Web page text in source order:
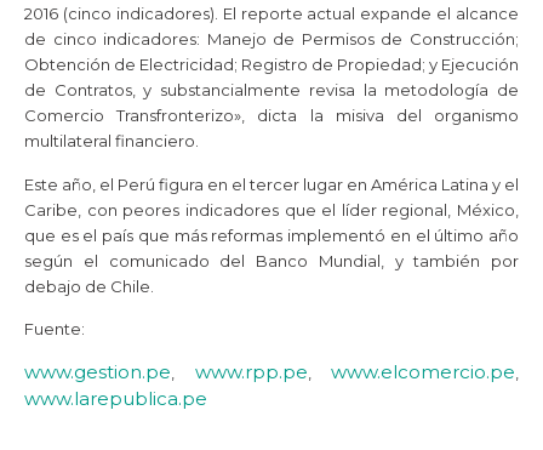
2016 (cinco indicadores). El reporte actual expande el alcance
de cinco indicadores: Manejo de Permisos de Construcción;
Obtención de Electricidad; Registro de Propiedad; y Ejecución
de Contratos, y substancialmente revisa la metodología de
Comercio Transfronterizo», dicta la misiva del organismo
multilateral financiero.
Este año, el Perú figura en el tercer lugar en América Latina y el
Caribe, con peores indicadores que el líder regional, México,
que es el país que más reformas implementó en el último año
según el comunicado del Banco Mundial, y también por
debajo de Chile.
Fuente:
www.gestion.pe, www.rpp.pe, www.elcomercio.pe,
www.larepublica.pe